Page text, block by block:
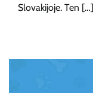
Slovakijoje. Ten […]